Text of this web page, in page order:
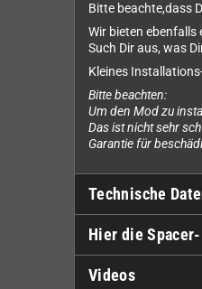
Bitte beachte,dass
Wir bieten ebenfalls
Such Dir aus, was
Kleines
Bitte beachten:
Um den Mod zu
Das ist nicht sehr
Garantie für
Technische
Hier die
Videos